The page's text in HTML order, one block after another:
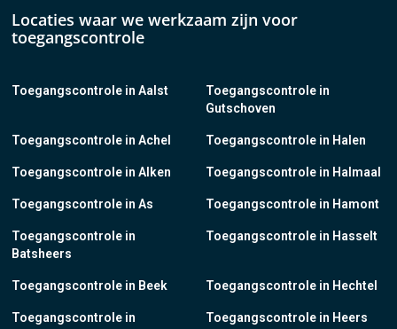
Locaties waar we werkzaam zijn voor
toegangscontrole
Toegangscontrole in Aalst
Toegangscontrole in Achel
Toegangscontrole in Alken
Toegangscontrole in As
Toegangscontrole in
Batsheers
Toegangscontrole in Beek
Toegangscontrole in
Toegangscontrole in
Gutschoven
Toegangscontrole in Halen
Toegangscontrole in Halmaal
Toegangscontrole in Hamont
Toegangscontrole in Hasselt
Toegangscontrole in Hechtel
Toegangscontrole in Heers